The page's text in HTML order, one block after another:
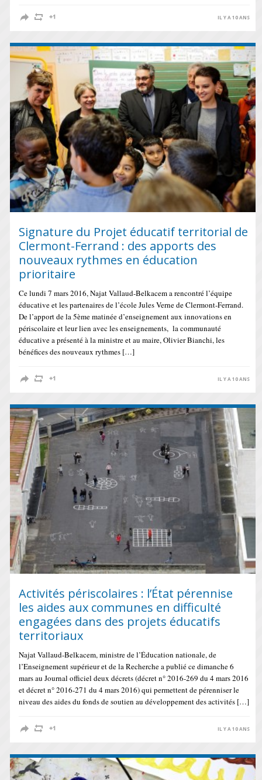
IL Y A 10 ANS
Signature du Projet éducatif territorial de
Clermont-Ferrand : des apports des
nouveaux rythmes en éducation
prioritaire
Ce lundi 7 mars 2016, Najat Vallaud-Belkacem a rencontré l’équipe
éducative et les partenaires de l’école Jules Verne de Clermont-Ferrand.
De l’apport de la 5ème matinée d’enseignement aux innovations en
périscolaire et leur lien avec les enseignements, la communauté
éducative a présenté à la ministre et au maire, Olivier Bianchi, les
bénéfices des nouveaux rythmes […]
IL Y A 10 ANS
Activités périscolaires : l’État pérennise
les aides aux communes en difficulté
engagées dans des projets éducatifs
territoriaux
Najat Vallaud-Belkacem, ministre de l’Éducation nationale, de
l’Enseignement supérieur et de la Recherche a publié ce dimanche 6
mars au Journal officiel deux décrets (décret n° 2016-269 du 4 mars 2016
et décret n° 2016-271 du 4 mars 2016) qui permettent de pérenniser le
niveau des aides du fonds de soutien au développement des activités […]
IL Y A 10 ANS